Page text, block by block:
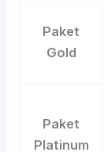
Paket
Gold
Paket
Platinum